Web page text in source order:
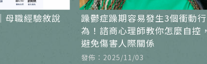
母職經驗敘說
躁鬱症躁期容易發生3個衝動行
為！諮商心理師教你怎麼自控，
避免傷害人際關係
發佈：2025/11/03